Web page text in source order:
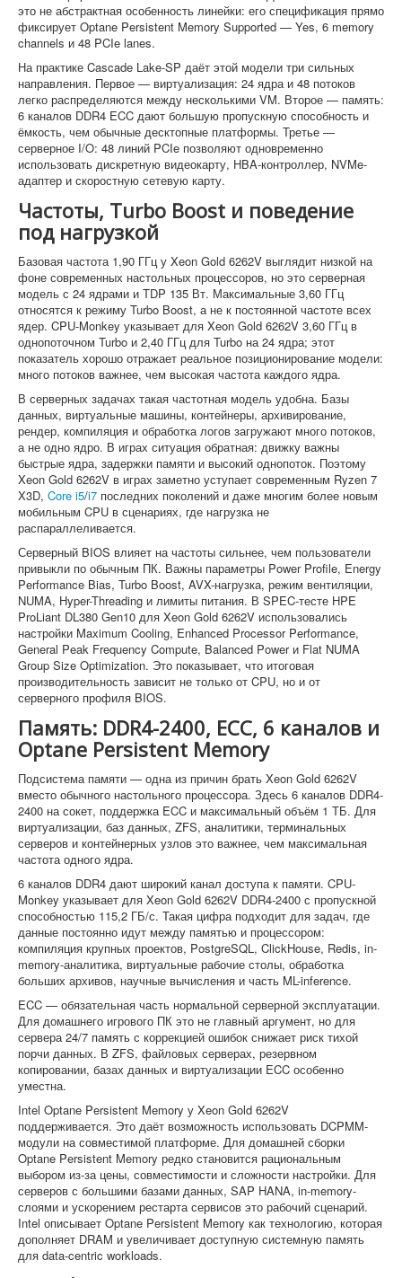
это не абстрактная особенность линейки: его спецификация прямо
фиксирует Optane Persistent Memory Supported — Yes, 6 memory
channels и 48 PCIe lanes.
На практике Cascade Lake-SP даёт этой модели три сильных
направления. Первое — виртуализация: 24 ядра и 48 потоков
легко распределяются между несколькими VM. Второе — память:
6 каналов DDR4 ECC дают большую пропускную способность и
ёмкость, чем обычные десктопные платформы. Третье —
серверное I/O: 48 линий PCIe позволяют одновременно
использовать дискретную видеокарту, HBA-контроллер, NVMe-
адаптер и скоростную сетевую карту.
Частоты, Turbo Boost и поведение
под нагрузкой
Базовая частота 1,90 ГГц у Xeon Gold 6262V выглядит низкой на
фоне современных настольных процессоров, но это серверная
модель с 24 ядрами и TDP 135 Вт. Максимальные 3,60 ГГц
относятся к режиму Turbo Boost, а не к постоянной частоте всех
ядер. CPU-Monkey указывает для Xeon Gold 6262V 3,60 ГГц в
однопоточном Turbo и 2,40 ГГц для Turbo на 24 ядра; этот
показатель хорошо отражает реальное позиционирование модели:
много потоков важнее, чем высокая частота каждого ядра.
В серверных задачах такая частотная модель удобна. Базы
данных, виртуальные машины, контейнеры, архивирование,
рендер, компиляция и обработка логов загружают много потоков,
а не одно ядро. В играх ситуация обратная: движку важны
быстрые ядра, задержки памяти и высокий однопоток. Поэтому
Xeon Gold 6262V в играх заметно уступает современным Ryzen 7
X3D, Core i5/i7 последних поколений и даже многим более новым
мобильным CPU в сценариях, где нагрузка не
распараллеливается.
Серверный BIOS влияет на частоты сильнее, чем пользователи
привыкли по обычным ПК. Важны параметры Power Profile, Energy
Performance Bias, Turbo Boost, AVX-нагрузка, режим вентиляции,
NUMA, Hyper-Threading и лимиты питания. В SPEC-тесте HPE
ProLiant DL380 Gen10 для Xeon Gold 6262V использовались
настройки Maximum Cooling, Enhanced Processor Performance,
General Peak Frequency Compute, Balanced Power и Flat NUMA
Group Size Optimization. Это показывает, что итоговая
производительность зависит не только от CPU, но и от
серверного профиля BIOS.
Память: DDR4-2400, ECC, 6 каналов и
Optane Persistent Memory
Подсистема памяти — одна из причин брать Xeon Gold 6262V
вместо обычного настольного процессора. Здесь 6 каналов DDR4-
2400 на сокет, поддержка ECC и максимальный объём 1 ТБ. Для
виртуализации, баз данных, ZFS, аналитики, терминальных
серверов и контейнерных узлов это важнее, чем максимальная
частота одного ядра.
6 каналов DDR4 дают широкий канал доступа к памяти. CPU-
Monkey указывает для Xeon Gold 6262V DDR4-2400 с пропускной
способностью 115,2 ГБ/с. Такая цифра подходит для задач, где
данные постоянно идут между памятью и процессором:
компиляция крупных проектов, PostgreSQL, ClickHouse, Redis, in-
memory-аналитика, виртуальные рабочие столы, обработка
больших архивов, научные вычисления и часть ML-inference.
ECC — обязательная часть нормальной серверной эксплуатации.
Для домашнего игрового ПК это не главный аргумент, но для
сервера 24/7 память с коррекцией ошибок снижает риск тихой
порчи данных. В ZFS, файловых серверах, резервном
копировании, базах данных и виртуализации ECC особенно
уместна.
Intel Optane Persistent Memory у Xeon Gold 6262V
поддерживается. Это даёт возможность использовать DCPMM-
модули на совместимой платформе. Для домашней сборки
Optane Persistent Memory редко становится рациональным
выбором из-за цены, совместимости и сложности настройки. Для
серверов с большими базами данных, SAP HANA, in-memory-
слоями и ускорением рестарта сервисов это рабочий сценарий.
Intel описывает Optane Persistent Memory как технологию, которая
дополняет DRAM и увеличивает доступную системную память
для data-centric workloads.